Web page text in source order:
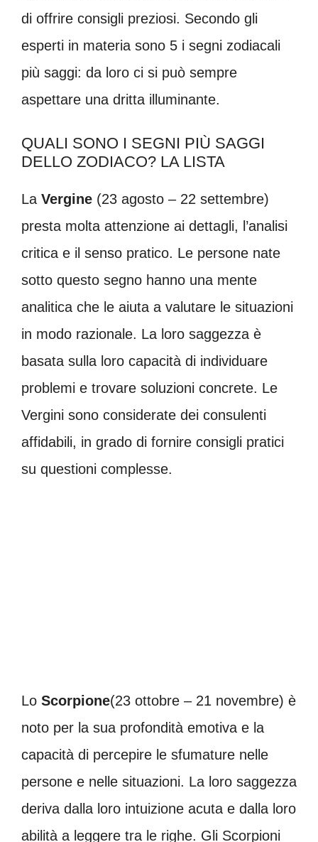
di offrire consigli preziosi. Secondo gli
esperti in materia sono 5 i segni zodiacali
più saggi: da loro ci si può sempre
aspettare una dritta illuminante.
QUALI SONO I SEGNI PIÙ SAGGI
DELLO ZODIACO? LA LISTA
La Vergine (23 agosto – 22 settembre)
presta molta attenzione ai dettagli, l’analisi
critica e il senso pratico. Le persone nate
sotto questo segno hanno una mente
analitica che le aiuta a valutare le situazioni
in modo razionale. La loro saggezza è
basata sulla loro capacità di individuare
problemi e trovare soluzioni concrete. Le
Vergini sono considerate dei consulenti
affidabili, in grado di fornire consigli pratici
su questioni complesse.
Lo Scorpione(23 ottobre – 21 novembre) è
noto per la sua profondità emotiva e la
capacità di percepire le sfumature nelle
persone e nelle situazioni. La loro saggezza
deriva dalla loro intuizione acuta e dalla loro
abilità a leggere tra le righe. Gli Scorpioni